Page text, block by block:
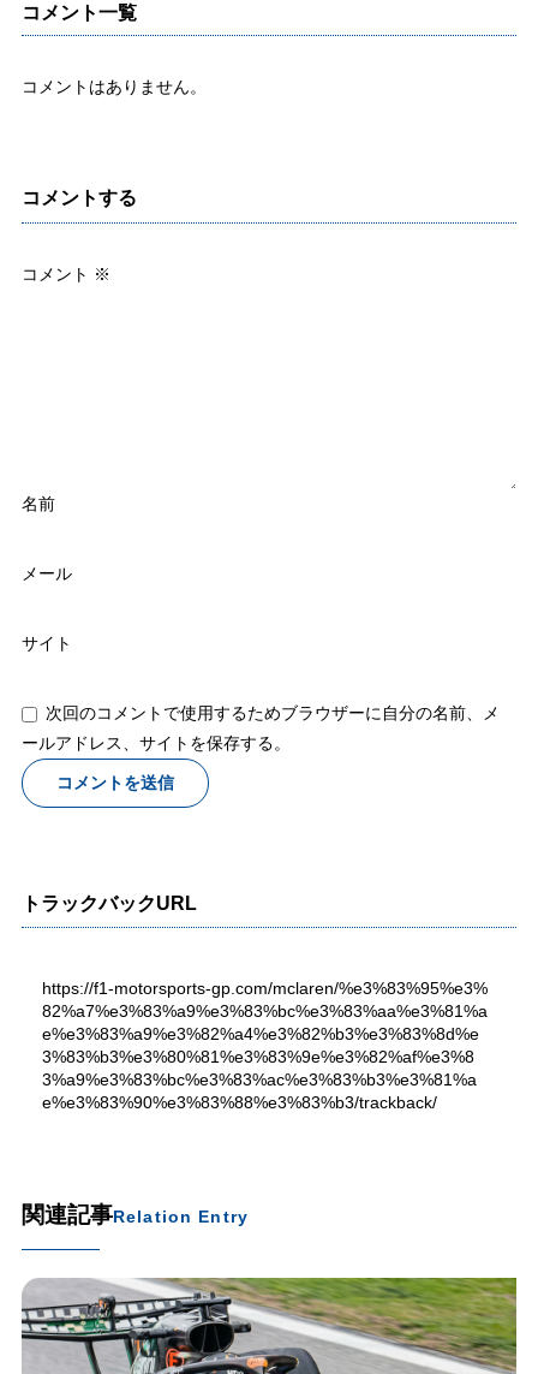
コメント一覧
コメントはありません。
コメントする
コメント ※
名前
メール
サイト
次回のコメントで使用するためブラウザーに自分の名前、メ
ールアドレス、サイトを保存する。
トラックバックURL
https://f1-motorsports-gp.com/mclaren/%e3%83%95%e3%
82%a7%e3%83%a9%e3%83%bc%e3%83%aa%e3%81%a
e%e3%83%a9%e3%82%a4%e3%82%b3%e3%83%8d%e
3%83%b3%e3%80%81%e3%83%9e%e3%82%af%e3%8
3%a9%e3%83%bc%e3%83%ac%e3%83%b3%e3%81%a
e%e3%83%90%e3%83%88%e3%83%b3/trackback/
関連記事Relation Entry